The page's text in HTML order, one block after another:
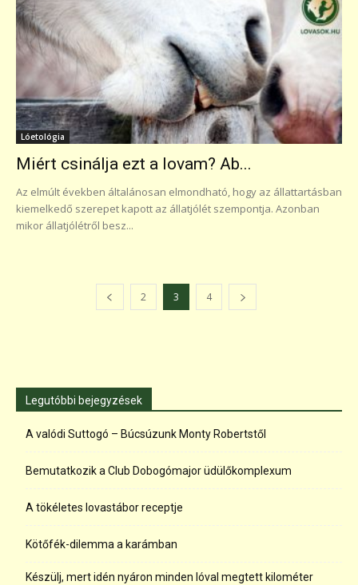
Lóetológia
Miért csinálja ezt a lovam? Ab...
Az elmúlt években általánosan elmondható, hogy az állattartásban
kiemelkedő szerepet kapott az állatjólét szempontja. Azonban
mikor állatjólétről besz...
2 3 4
Legutóbbi bejegyzések
A valódi Suttogó – Búcsúzunk Monty Robertstől
Bemutatkozik a Club Dobogómajor üdülőkomplexum
A tökéletes lovastábor receptje
Kötőfék-dilemma a karámban
Készülj, mert idén nyáron minden lóval megtett kilométer